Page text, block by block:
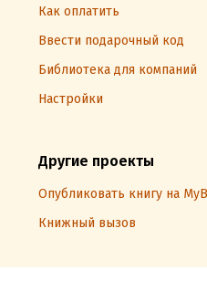
Как оплатить
Ввести подарочный код
Библиотека для компаний
Настройки
Другие проекты
Опубликовать книгу на
Книжный вызов